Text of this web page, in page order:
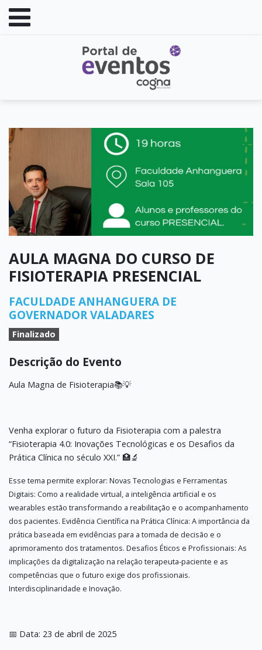
AULA MAGNA DO CURSO DE
FISIOTERAPIA PRESENCIAL
FACULDADE ANHANGUERA DE
GOVERNADOR VALADARES
Finalizado
Descrição do Evento
Aula Magna de Fisioterapia📚💡
Venha explorar o futuro da Fisioterapia com a palestra
“Fisioterapia 4.0: Inovações Tecnológicas e os Desafios da
Prática Clínica no século XXI.” 🏥🔬
Esse tema permite explorar: Novas Tecnologias e Ferramentas
Digitais: Como a realidade virtual, a inteligência artificial e os
wearables estão transformando a reabilitação e o acompanhamento
dos pacientes. Evidência Científica na Prática Clínica: A importância da
prática baseada em evidências para a tomada de decisão e o
aprimoramento dos tratamentos. Desafios Éticos e Profissionais: As
implicações da digitalização na relação terapeuta-paciente e as
competências que o futuro exige dos profissionais.
Interdisciplinaridade e Inovação.
📅 Data: 23 de abril de 2025